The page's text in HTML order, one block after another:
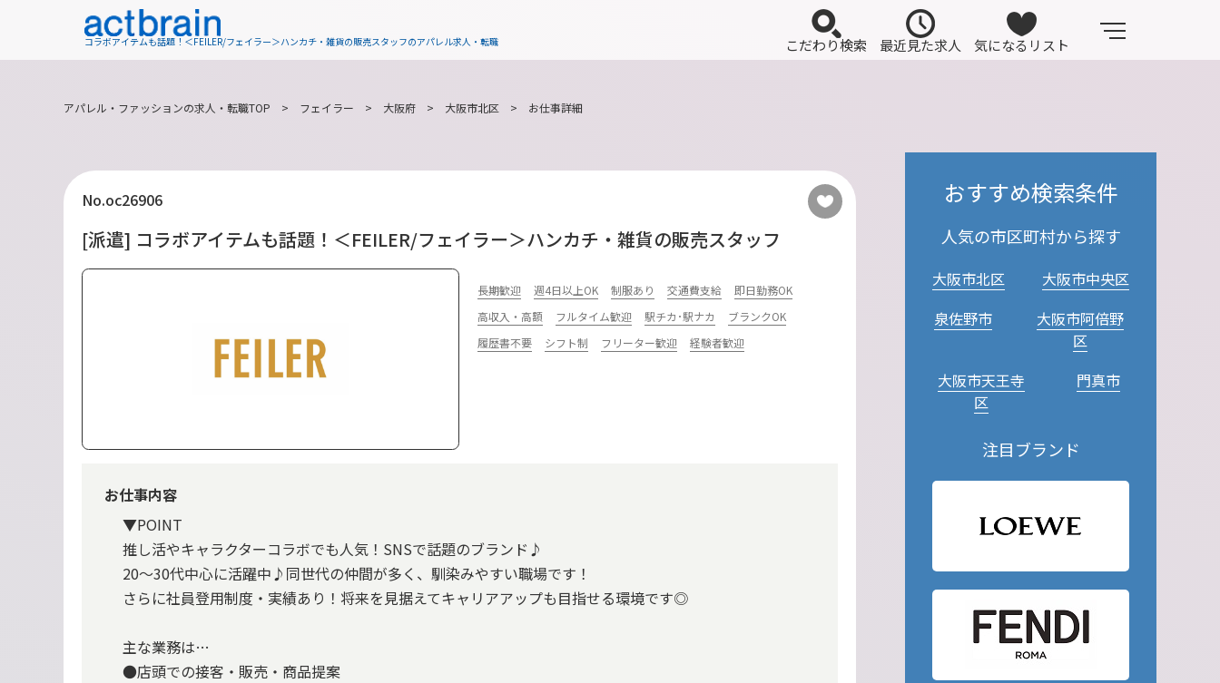
コラボアイテムも話題！＜FEILER/フェイラー＞ハンカチ・雑貨の販売スタッフのアパレル求人・転職 こだわり検索 最近見た求人 気になるリスト
アパレル・ファッションの求人・転職TOP > フェイラー > 大阪府> 大阪市北区 > お仕事詳細
No.oc26906
[派遣] コラボアイテムも話題！＜FEILER/フェイラー＞ハンカチ・雑貨の販売スタッフ
長期歓迎 週4日以上OK 制服あり 交通費支給
即日勤務OK
高収入・高額
フルタイム歓迎 駅チカ･駅ナカ
ブランクOK
履歴書不要
シフト制 フリーター歓迎 経験者歓迎
お仕事内容
▼POINT
推し活やキャラクターコラボでも人気！SNSで話題のブランド♪
20〜30代中心に活躍中♪同世代の仲間が多く、馴染みやすい職場です！
さらに社員登用制度・実績あり！将来を見据えてキャリアアップも目指せる環境です◎
主な業務は…
●店頭での接客・販売・商品提案
おすすめ検索条件
人気の市区町村から探す
大阪市北区
大阪市中央区
泉佐野市
大阪市阿倍野
区
大阪市天王寺
区
門真市
注目ブランド